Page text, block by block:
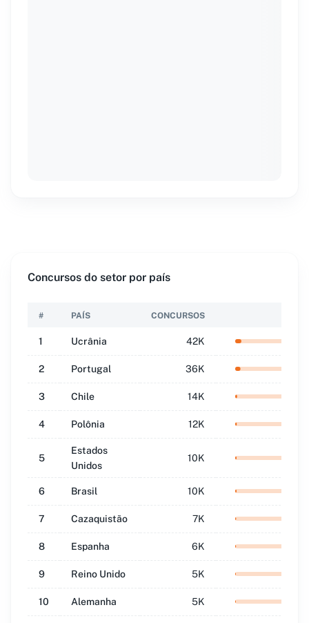
Concursos do setor por país
# PAÍS CONCURSOS
1 Ucrânia 42K
2 Portugal 36K
3 Chile 14K
4 Polônia 12K
5
Estados
Unidos
10K
6 Brasil 10K
7 Cazaquistão 7K
8 Espanha 6K
9 Reino Unido 5K
10 Alemanha 5K